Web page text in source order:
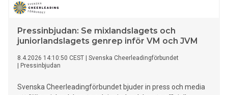
Pressinbjudan: Se mixlandslagets och
juniorlandslagets genrep inför VM och JVM
8.4.2026 14:10:50 CEST
Svenska Cheerleadingförbundet
Pressinbjudan
Svenska Cheerleadingförbundet bjuder in press och media